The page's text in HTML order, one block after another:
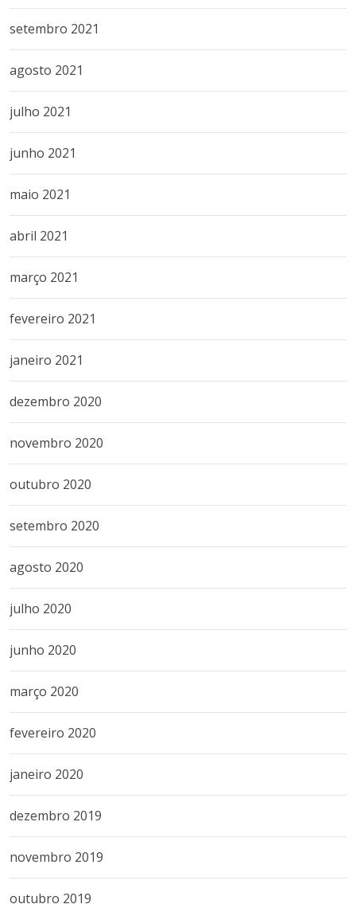
setembro 2021
agosto 2021
julho 2021
junho 2021
maio 2021
abril 2021
março 2021
fevereiro 2021
janeiro 2021
dezembro 2020
novembro 2020
outubro 2020
setembro 2020
agosto 2020
julho 2020
junho 2020
março 2020
fevereiro 2020
janeiro 2020
dezembro 2019
novembro 2019
outubro 2019